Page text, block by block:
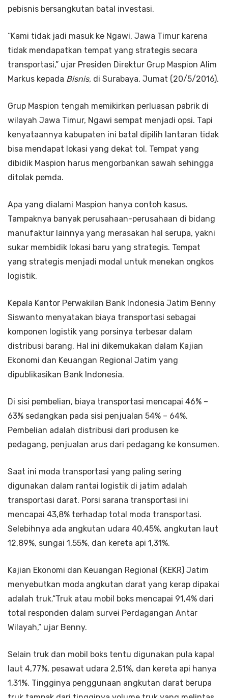
pebisnis bersangkutan batal investasi.
“Kami tidak jadi masuk ke Ngawi, Jawa Timur karena
tidak mendapatkan tempat yang strategis secara
transportasi,” ujar Presiden Direktur Grup Maspion Alim
Markus kepada Bisnis, di Surabaya, Jumat (20/5/2016).
Grup Maspion tengah memikirkan perluasan pabrik di
wilayah Jawa Timur, Ngawi sempat menjadi opsi. Tapi
kenyataannya kabupaten ini batal dipilih lantaran tidak
bisa mendapat lokasi yang dekat tol. Tempat yang
dibidik Maspion harus mengorbankan sawah sehingga
ditolak pemda.
Apa yang dialami Maspion hanya contoh kasus.
Tampaknya banyak perusahaan-perusahaan di bidang
manufaktur lainnya yang merasakan hal serupa, yakni
sukar membidik lokasi baru yang strategis. Tempat
yang strategis menjadi modal untuk menekan ongkos
logistik.
Kepala Kantor Perwakilan Bank Indonesia Jatim Benny
Siswanto menyatakan biaya transportasi sebagai
komponen logistik yang porsinya terbesar dalam
distribusi barang. Hal ini dikemukakan dalam Kajian
Ekonomi dan Keuangan Regional Jatim yang
dipublikasikan Bank Indonesia.
Di sisi pembelian, biaya transportasi mencapai 46% –
63% sedangkan pada sisi penjualan 54% – 64%.
Pembelian adalah distribusi dari produsen ke
pedagang, penjualan arus dari pedagang ke konsumen.
Saat ini moda transportasi yang paling sering
digunakan dalam rantai logistik di jatim adalah
transportasi darat. Porsi sarana transportasi ini
mencapai 43,8% terhadap total moda transportasi.
Selebihnya ada angkutan udara 40,45%, angkutan laut
12,89%, sungai 1,55%, dan kereta api 1,31%.
Kajian Ekonomi dan Keuangan Regional (KEKR) Jatim
menyebutkan moda angkutan darat yang kerap dipakai
adalah truk.“Truk atau mobil boks mencapai 91,4% dari
total responden dalam survei Perdagangan Antar
Wilayah,” ujar Benny.
Selain truk dan mobil boks tentu digunakan pula kapal
laut 4,77%, pesawat udara 2,51%, dan kereta api hanya
1,31%. Tingginya penggunaan angkutan darat berupa